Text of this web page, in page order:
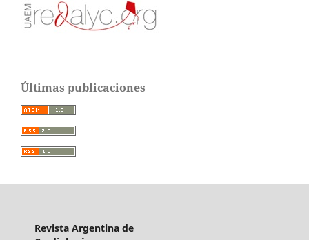
Últimas publicaciones
Revista Argentina de